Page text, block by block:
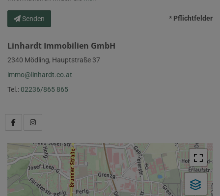
Senden * Pflichtfelder
Linhardt Immobilien GmbH
2340 Mödling, Hauptstraße 37
immo@linhardt.co.at
Tel.: 02236/865 865